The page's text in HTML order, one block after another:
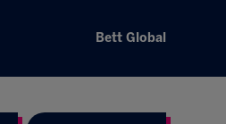
Bett Global